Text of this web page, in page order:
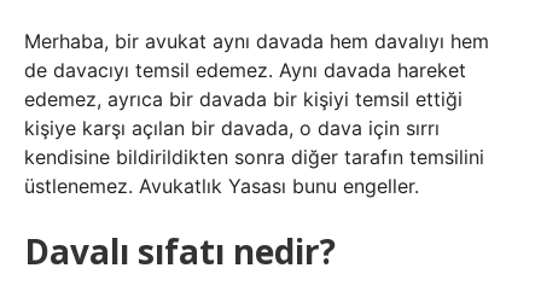
Merhaba, bir avukat aynı davada hem davalıyı hem
de davacıyı temsil edemez. Aynı davada hareket
edemez, ayrıca bir davada bir kişiyi temsil ettiği
kişiye karşı açılan bir davada, o dava için sırrı
kendisine bildirildikten sonra diğer tarafın temsilini
üstlenemez. Avukatlık Yasası bunu engeller.
Davalı sıfatı nedir?